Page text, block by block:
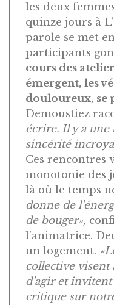
les deux
quinze jours à
parole se met
participants
cours des
émergent, les
douloureux, se
Demoustiez
écrire. Il y a une
sincérité
Ces rencontres
monotonie des
là où le temps
donne de
de bouger»,
l’animatrice.
un logement.
collective
d’agir et
critique sur